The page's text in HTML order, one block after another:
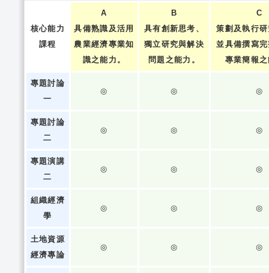
核心能力
課程
A
具備熟識及活用
農業經濟專業知
識之能力。
B
具有創新思考、
獨立研究與解決
問題之能力。
C
策劃及執行
並具備撰寫
專業簡報
專題討論
一
◎ ◎ ◎
專題討論
二
◎ ◎ ◎
專題演講
二
◎ ◎ ◎
組織經濟
學
◎ ◎ ◎
土地資源
經濟專論
◎ ◎ ◎